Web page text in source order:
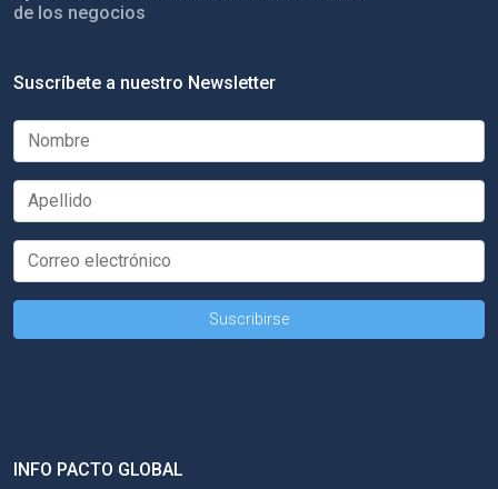
de los negocios
Suscríbete a nuestro Newsletter
INFO PACTO GLOBAL